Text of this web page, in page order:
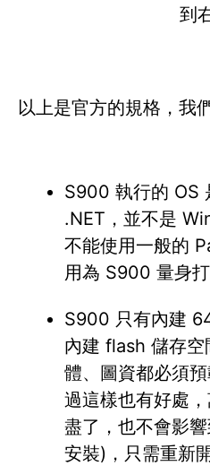
到
以上是官方的規格，我
S900 執行的 OS
.NET，並不是
不能使用一般的
用為 S900 量身
S900 只有內建
內建 flash 儲存空
體、圖資都必須
過這樣也有好處
盡了，也不會影
安裝)，只需重新